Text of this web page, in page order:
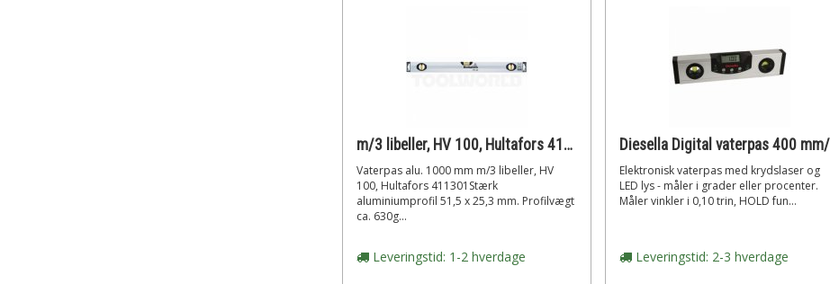
m/3 libeller, HV 100, Hultafors 411301 Vaterpas alu. 1000 mm
Vaterpas alu. 1000 mm m/3 libeller, HV
100, Hultafors 411301Stærk
aluminiumprofil 51,5 x 25,3 mm. Profilvægt
ca. 630g...
Leveringstid: 1-2 hverdage
Elektronisk vaterpas med krydslaser og
LED lys - måler i grader eller procenter.
Måler vinkler i 0,10 trin, HOLD fun...
Leveringstid: 2-3 hverdage